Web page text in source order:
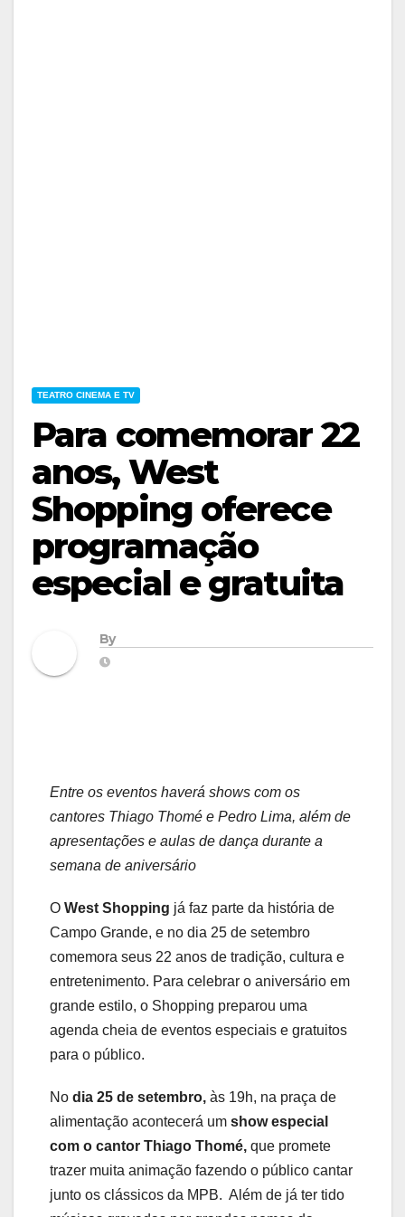
TEATRO CINEMA E TV
Para comemorar 22
anos, West
Shopping oferece
programação
especial e gratuita
By
Entre os eventos haverá shows com os
cantores Thiago Thomé e Pedro Lima, além de
apresentações e aulas de dança durante a
semana de aniversário
O West Shopping já faz parte da história de
Campo Grande, e no dia 25 de setembro
comemora seus 22 anos de tradição, cultura e
entretenimento. Para celebrar o aniversário em
grande estilo, o Shopping preparou uma
agenda cheia de eventos especiais e gratuitos
para o público.
No dia 25 de setembro, às 19h, na praça de
alimentação acontecerá um show especial
com o cantor Thiago Thomé, que promete
trazer muita animação fazendo o público cantar
junto os clássicos da MPB. Além de já ter tido